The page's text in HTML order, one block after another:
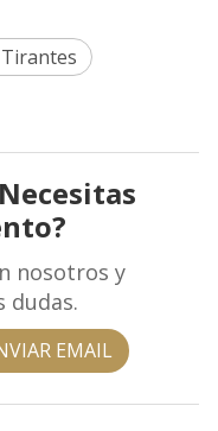
nosotros y
dudas.
EMAIL